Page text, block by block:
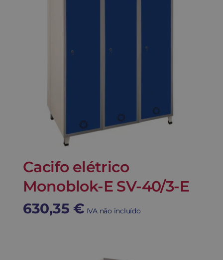
Cacifo elétrico
Monoblok-E SV-40/3-E
630,35 € IVA não incluído